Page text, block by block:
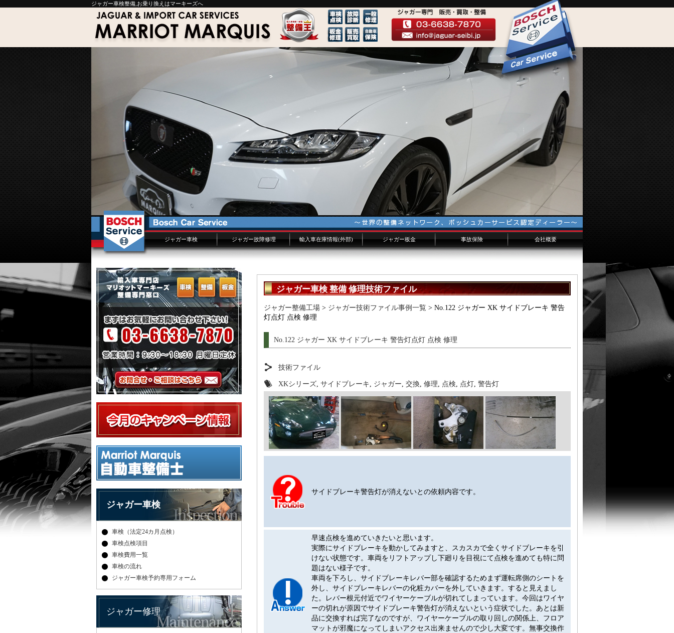
ジャガー車検整備,お乗り換えはマーキーズへ
ジャガー車検
ジャガー車検概要
ジャガー車検費用
車検入庫予約
ジャガー故障修理
ジャガー修理概要
ジャガー修理費用
XJ/XKよくある故障
修理事例技術ファイル
ジャガー技術ブログ
輸入車在庫情報(外部) ジャガー板金
板金画像添付フォーム
事故保険 会社概要
千葉からのお客様へ
横浜からのお客様へ
埼玉からのお客様へ
ジャガー車検 整備 修理技術ファイル
ジャガー整備工場> ジャガー技術ファイル事例一覧> No.122 ジャガー XK サイドブレーキ 警告
灯点灯 点検 修理
No.122 ジャガー XK サイドブレーキ 警告灯点灯 点検 修理
技術ファイル
XKシリーズ, サイドブレーキ ジャガー 交換, 修理 点検 点灯, 警告灯
サイドブレーキ警告灯が消えないとの依頼内容です。
早速点検を進めていきたいと思います。
実際にサイドブレーキを動かしてみますと、スカスカで全くサイドブレーキを引
けない状態です。車両をリフトアップし下廻りを目視にて点検を進めても特に問
題はない様子です。
車両を下ろし、サイドブレーキレバー部を確認するためまず運転席側のシートを
外し、サイドブレーキレバーの化粧カバーを外していきます。すると見えまし
た。レバー根元付近でワイヤーケーブルが切れてしまっています。今回はワイヤ
ーの切れが原因でサイドブレーキ警告灯が消えないという症状でした。あとは新
品に交換すれば完了なのですが、ワイヤーケーブルの取り回しの関係上、フロア
マットが邪魔になってしまいアクセス出来ませんので少し大変です。無事交換作
ジャガー車検
車検（法定24カ月点検）
車検点検項目
車検費用一覧
車検の流れ
ジャガー車検予約専用フォーム
ジャガー修理